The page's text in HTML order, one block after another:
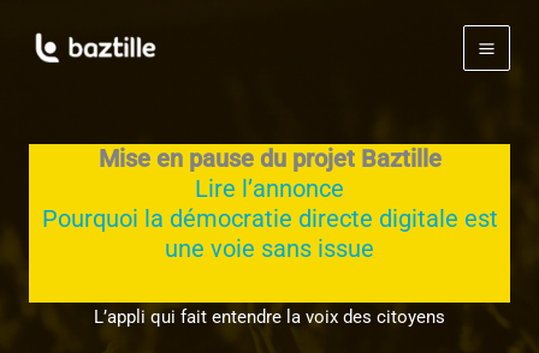
Main
Mise en pause du projet Baztille
Lire l’annonce
Pourquoi la démocratie directe digitale est
une voie sans issue
L’appli qui fait entendre la voix des citoyens